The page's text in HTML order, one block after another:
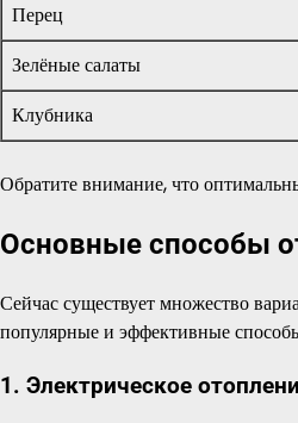
Перец
Зелёные салаты
Клубника
Обратите внимание, что
Основные способы
Сейчас существует множество
популярные и эффективные
1. Электрическое